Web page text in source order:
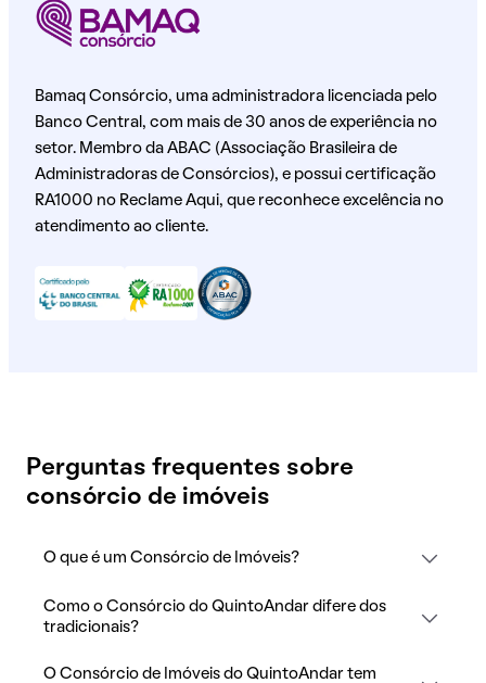
Bamaq Consórcio, uma administradora licenciada pelo
Banco Central, com mais de 30 anos de experiência no
setor. Membro da ABAC (Associação Brasileira de
Administradoras de Consórcios), e possui certificação
RA1000 no Reclame Aqui, que reconhece excelência no
atendimento ao cliente.
Perguntas frequentes sobre
consórcio de imóveis
O que é um Consórcio de Imóveis?
Como o Consórcio do QuintoAndar difere dos
tradicionais?
O Consórcio de Imóveis do QuintoAndar tem